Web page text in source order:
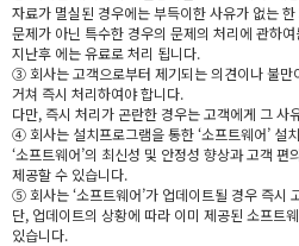
자료가 멸실된 경우에는 부득이한 사유가 없는
문제가 아닌 특수한 경우의 문제의 처리에 관하
지난후 에는 유료로 처리 됩니다.
③ 회사는 고객으로부터 제기되는 의견이나 불만
거쳐 즉시 처리하여야 합니다.
다만, 즉시 처리가 곤란한 경우는 고객에게 그 사
④ 회사는 설치프로그램을 통한 ‘소프트웨어’ 설
‘소프트웨어’의 최신성 및 안정성 향상과 고객
제공할 수 있습니다.
⑤ 회사는 ‘소프트웨어’가 업데이트될 경우 즉시
단, 업데이트의 상황에 따라 이미 제공된 소프트
있습니다.